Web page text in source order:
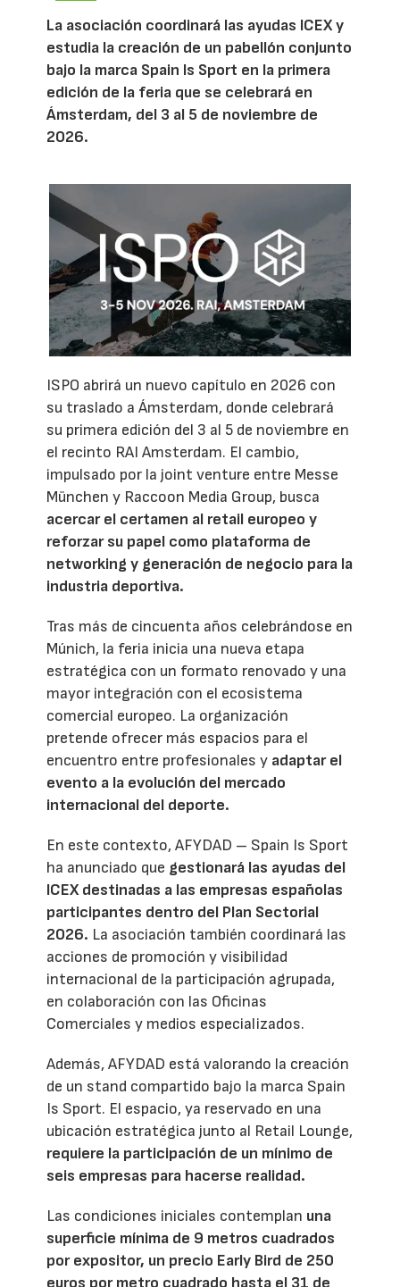
La asociación coordinará las ayudas ICEX y
estudia la creación de un pabellón conjunto
bajo la marca Spain Is Sport en la primera
edición de la feria que se celebrará en
Ámsterdam, del 3 al 5 de noviembre de
2026.
ISPO abrirá un nuevo capítulo en 2026 con
su traslado a Ámsterdam, donde celebrará
su primera edición del 3 al 5 de noviembre en
el recinto RAI Amsterdam. El cambio,
impulsado por la joint venture entre Messe
München y Raccoon Media Group, busca
acercar el certamen al retail europeo y
reforzar su papel como plataforma de
networking y generación de negocio para la
industria deportiva.
Tras más de cincuenta años celebrándose en
Múnich, la feria inicia una nueva etapa
estratégica con un formato renovado y una
mayor integración con el ecosistema
comercial europeo. La organización
pretende ofrecer más espacios para el
encuentro entre profesionales y adaptar el
evento a la evolución del mercado
internacional del deporte.
En este contexto, AFYDAD – Spain Is Sport
ha anunciado que gestionará las ayudas del
ICEX destinadas a las empresas españolas
participantes dentro del Plan Sectorial
2026. La asociación también coordinará las
acciones de promoción y visibilidad
internacional de la participación agrupada,
en colaboración con las Oficinas
Comerciales y medios especializados.
Además, AFYDAD está valorando la creación
de un stand compartido bajo la marca Spain
Is Sport. El espacio, ya reservado en una
ubicación estratégica junto al Retail Lounge,
requiere la participación de un mínimo de
seis empresas para hacerse realidad.
Las condiciones iniciales contemplan una
superficie mínima de 9 metros cuadrados
por expositor, un precio Early Bird de 250
euros por metro cuadrado hasta el 31 de